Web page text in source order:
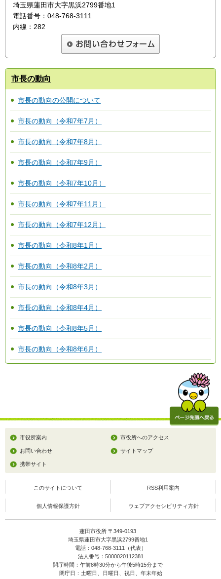
埼玉県蓮田市大字黒浜2799番地1
電話番号：048-768-3111
内線：282
市長の動向
市長の動向の公開について
市長の動向（令和7年7月）
市長の動向（令和7年8月）
市長の動向（令和7年9月）
市長の動向（令和7年10月）
市長の動向（令和7年11月）
市長の動向（令和7年12月）
市長の動向（令和8年1月）
市長の動向（令和8年2月）
市長の動向（令和8年3月）
市長の動向（令和8年4月）
市長の動向（令和8年5月）
市長の動向（令和8年6月）
市役所案内 市役所へのアクセス
お問い合わせ サイトマップ
携帯サイト
このサイトについて RSS利用案内
個人情報保護方針 ウェブアクセシビリティ方針
蓮田市役所 〒349-0193
埼玉県蓮田市大字黒浜2799番地1
電話：048-768-3111（代表）
法人番号：5000020112381
開庁時間：午前8時30分から午後5時15分まで
閉庁日：土曜日、日曜日、祝日、年末年始